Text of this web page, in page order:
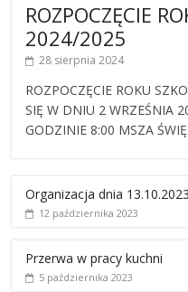
ROZPOCZĘCIE
2024/2025
28 sierpnia 2024
ROZPOCZĘCIE ROKU
SIĘ W DNIU 2 WRZEŚNIA
GODZINIE 8:00 MSZA
Organizacja dnia 13.10.2023
12 października 2023
Przerwa w pracy kuchni
5 października 2023